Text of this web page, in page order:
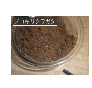
ノコギリクワガタ